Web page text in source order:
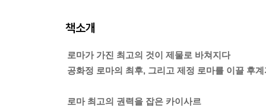
책소개
로마가 가진 최고의 것이 제물로 바쳐지다
공화정 로마의 최후, 그리고 제정 로마를 이끌 후
로마 최고의 권력을 잡은 카이사르